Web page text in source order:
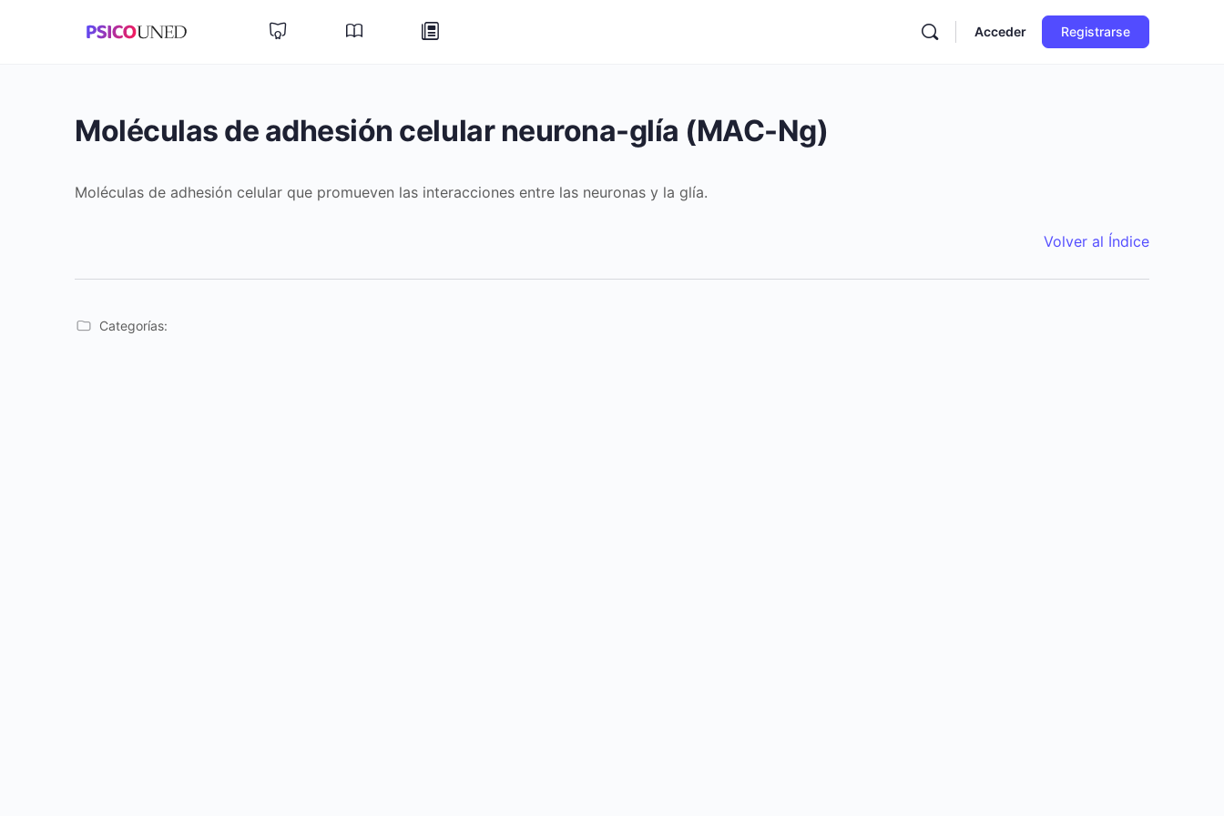
Acceder Registrarse
Moléculas de adhesión celular neurona-glía (MAC-Ng)
Moléculas de adhesión celular que promueven las interacciones entre las neuronas y la glía.
Volver al Índice
Categorías: